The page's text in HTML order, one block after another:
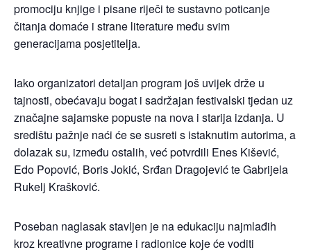
promociju knjige i pisane riječi te sustavno poticanje
čitanja domaće i strane literature među svim
generacijama posjetitelja.
Iako organizatori detaljan program još uvijek drže u
tajnosti, obećavaju bogat i sadržajan festivalski tjedan uz
značajne sajamske popuste na nova i starija izdanja. U
središtu pažnje naći će se susreti s istaknutim autorima, a
dolazak su, između ostalih, već potvrdili Enes Kišević,
Edo Popović, Boris Jokić, Srđan Dragojević te Gabrijela
Rukelj Krašković.
Poseban naglasak stavljen je na edukaciju najmlađih
kroz kreativne programe i radionice koje će voditi